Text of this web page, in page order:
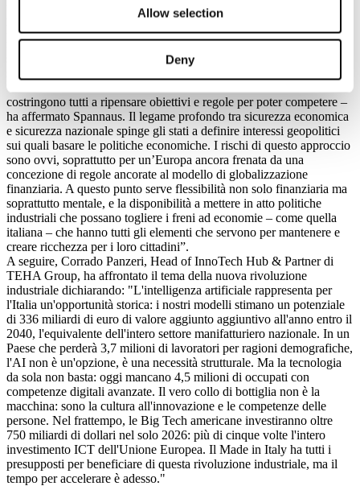
Allow selection
Deny
Andrew Spannaus, giornalista e analista politico, ha approfondito
l'evoluzione della competizione internazionale, caratterizzata dal
ritorno delle politiche industriali, dalla ridefinizione delle filiere
strategiche e dal crescente intreccio tra economia, tecnologia e
“I cambiamenti dell’economia mondiale nell’ultimo decennio
costringono tutti a ripensare obiettivi e regole per poter competere –
ha affermato Spannaus. Il legame profondo tra sicurezza economica
e sicurezza nazionale spinge gli stati a definire interessi geopolitici
sui quali basare le politiche economiche. I rischi di questo approccio
sono ovvi, soprattutto per un’Europa ancora frenata da una
concezione di regole ancorate al modello di globalizzazione
finanziaria. A questo punto serve flessibilità non solo finanziaria ma
soprattutto mentale, e la disponibilità a mettere in atto politiche
industriali che possano togliere i freni ad economie – come quella
italiana – che hanno tutti gli elementi che servono per mantenere e
creare ricchezza per i loro cittadini”.
A seguire, Corrado Panzeri, Head of InnoTech Hub & Partner di
TEHA Group, ha affrontato il tema della nuova rivoluzione
industriale dichiarando: "L'intelligenza artificiale rappresenta per
l'Italia un'opportunità storica: i nostri modelli stimano un potenziale
di 336 miliardi di euro di valore aggiunto aggiuntivo all'anno entro il
2040, l'equivalente dell'intero settore manifatturiero nazionale. In un
Paese che perderà 3,7 milioni di lavoratori per ragioni demografiche,
l'AI non è un'opzione, è una necessità strutturale. Ma la tecnologia
da sola non basta: oggi mancano 4,5 milioni di occupati con
competenze digitali avanzate. Il vero collo di bottiglia non è la
macchina: sono la cultura all'innovazione e le competenze delle
persone. Nel frattempo, le Big Tech americane investiranno oltre
750 miliardi di dollari nel solo 2026: più di cinque volte l'intero
investimento ICT dell'Unione Europea. Il Made in Italy ha tutti i
presupposti per beneficiare di questa rivoluzione industriale, ma il
tempo per accelerare è adesso."